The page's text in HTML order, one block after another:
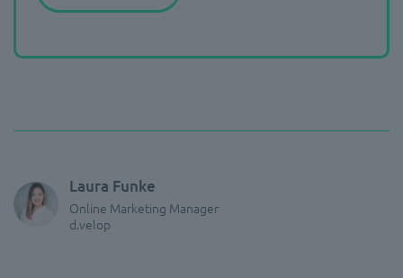
Laura Funke
Online Marketing Manager
d.velop